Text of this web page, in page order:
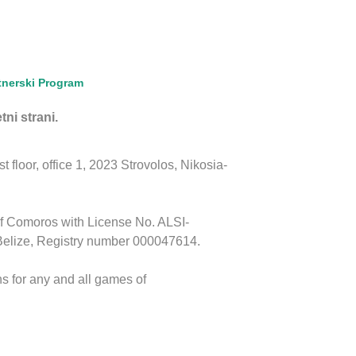
Program
strani.
floor, office 1, 2023 Strovolos, Nikosia-
Comoros with License No. ALSI-
Registry number 000047614.
for any and all games of